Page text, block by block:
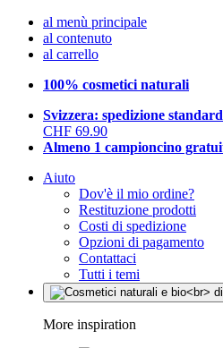
al menù principale
al contenuto
al carrello
100% cosmetici naturali
Svizzera: spedizione
CHF 69.90
Almeno 1 campioncino
Aiuto
Dov'è il mio ordine?
Restituzione prodotti
Costi di spedizione
Opzioni di pagamento
Contattaci
Tutti i temi
More inspiration